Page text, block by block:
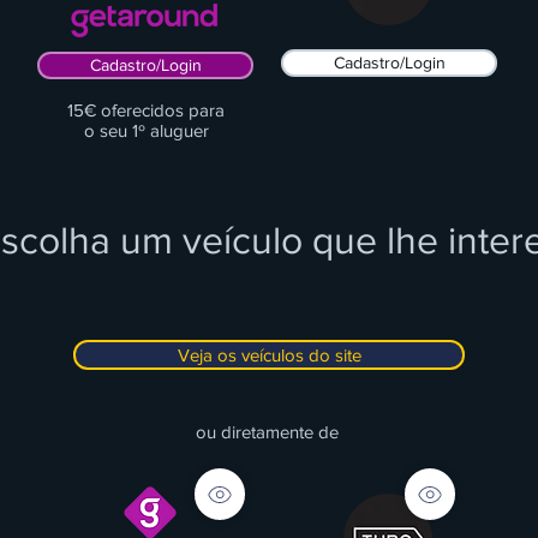
Cadastro/Login Cadastro/Login
15€ oferecidos para
o seu 1º aluguer
um veículo que lhe
Veja os veículos do site
ou diretamente de